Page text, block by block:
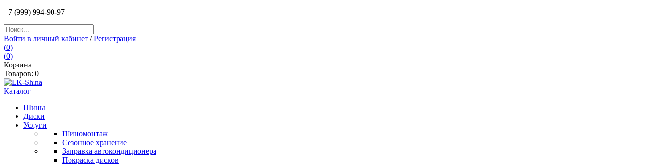
+7 (999) 994-90-97
Войти в личный кабинет /Регистрация
(0)
(0)
Корзина
Товаров: 0
Каталог
Шины
Диски
Услуги
Шиномонтаж
Сезонное хранение
Заправка автокондиционера
Покраска дисков